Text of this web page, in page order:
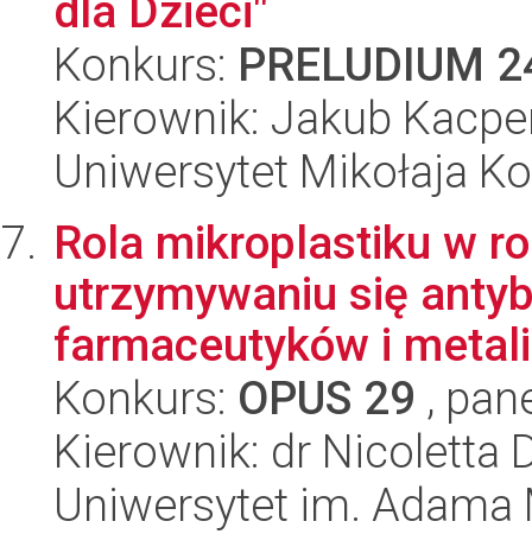
dla Dzieci"
Konkurs: PRELUDIUM
Kierownik: Jakub
Uniwersytet Mikołaja
Rola mikroplastiku w
utrzymywaniu się
farmaceutyków i
Konkurs: OPUS 29 ,
Kierownik: dr Nicoletta
Uniwersytet im.